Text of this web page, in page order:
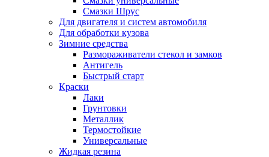
Смазки Шрус
Для двигателя и систем автомобиля
Для обработки кузова
Зимние средства
Размораживатели стекол и замков
Антигель
Быстрый старт
Краски
Лаки
Грунтовки
Металлик
Термостойкие
Универсальные
Жидкая резина